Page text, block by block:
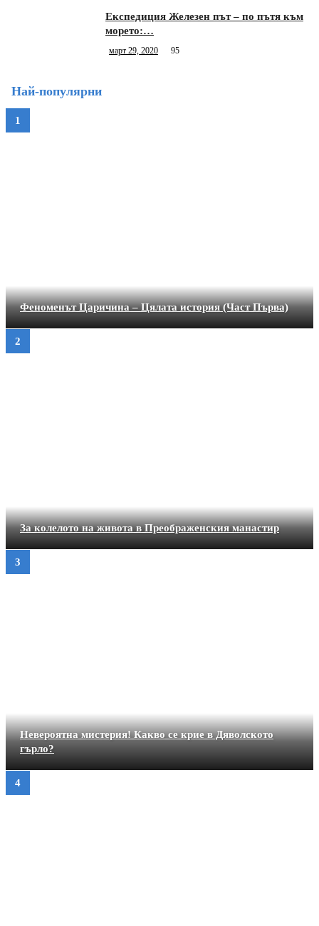
Експедиция Железен път – по пътя към
морето:…
март 29, 2020 95
Най-популярни
Феноменът Царичина – Цялата история (Част Първа)
За колелото на живота в Преображенския манастир
Невероятна мистерия! Какво се крие в Дяволското
гърло?